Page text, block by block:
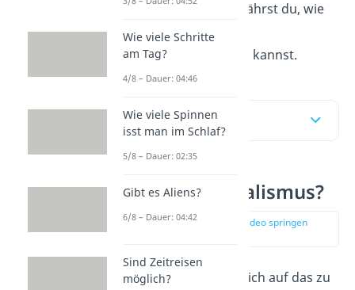
Hier und imVideo
erfährst du, wie
du Schritt für Schritt
minimalistischer leben kannst.
Inhaltsübersicht
Was ist Minimalismus?
zur Stelle im Video springen
Minimalismus
heißt, sich auf das zu
Wie viele Schritte
am Tag?
4/8 – Dauer: 04:46
Wie viele Spinnen
isst man im Schlaf?
5/8 – Dauer: 02:35
Gibt es Aliens?
6/8 – Dauer: 04:42
Sind Zeitreisen
möglich?